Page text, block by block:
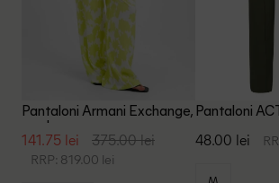
Pantaloni Armani Exchange,
verde
141.75 lei 375.00 lei
RRP: 819.00 lei
Pantaloni
48.00 lei